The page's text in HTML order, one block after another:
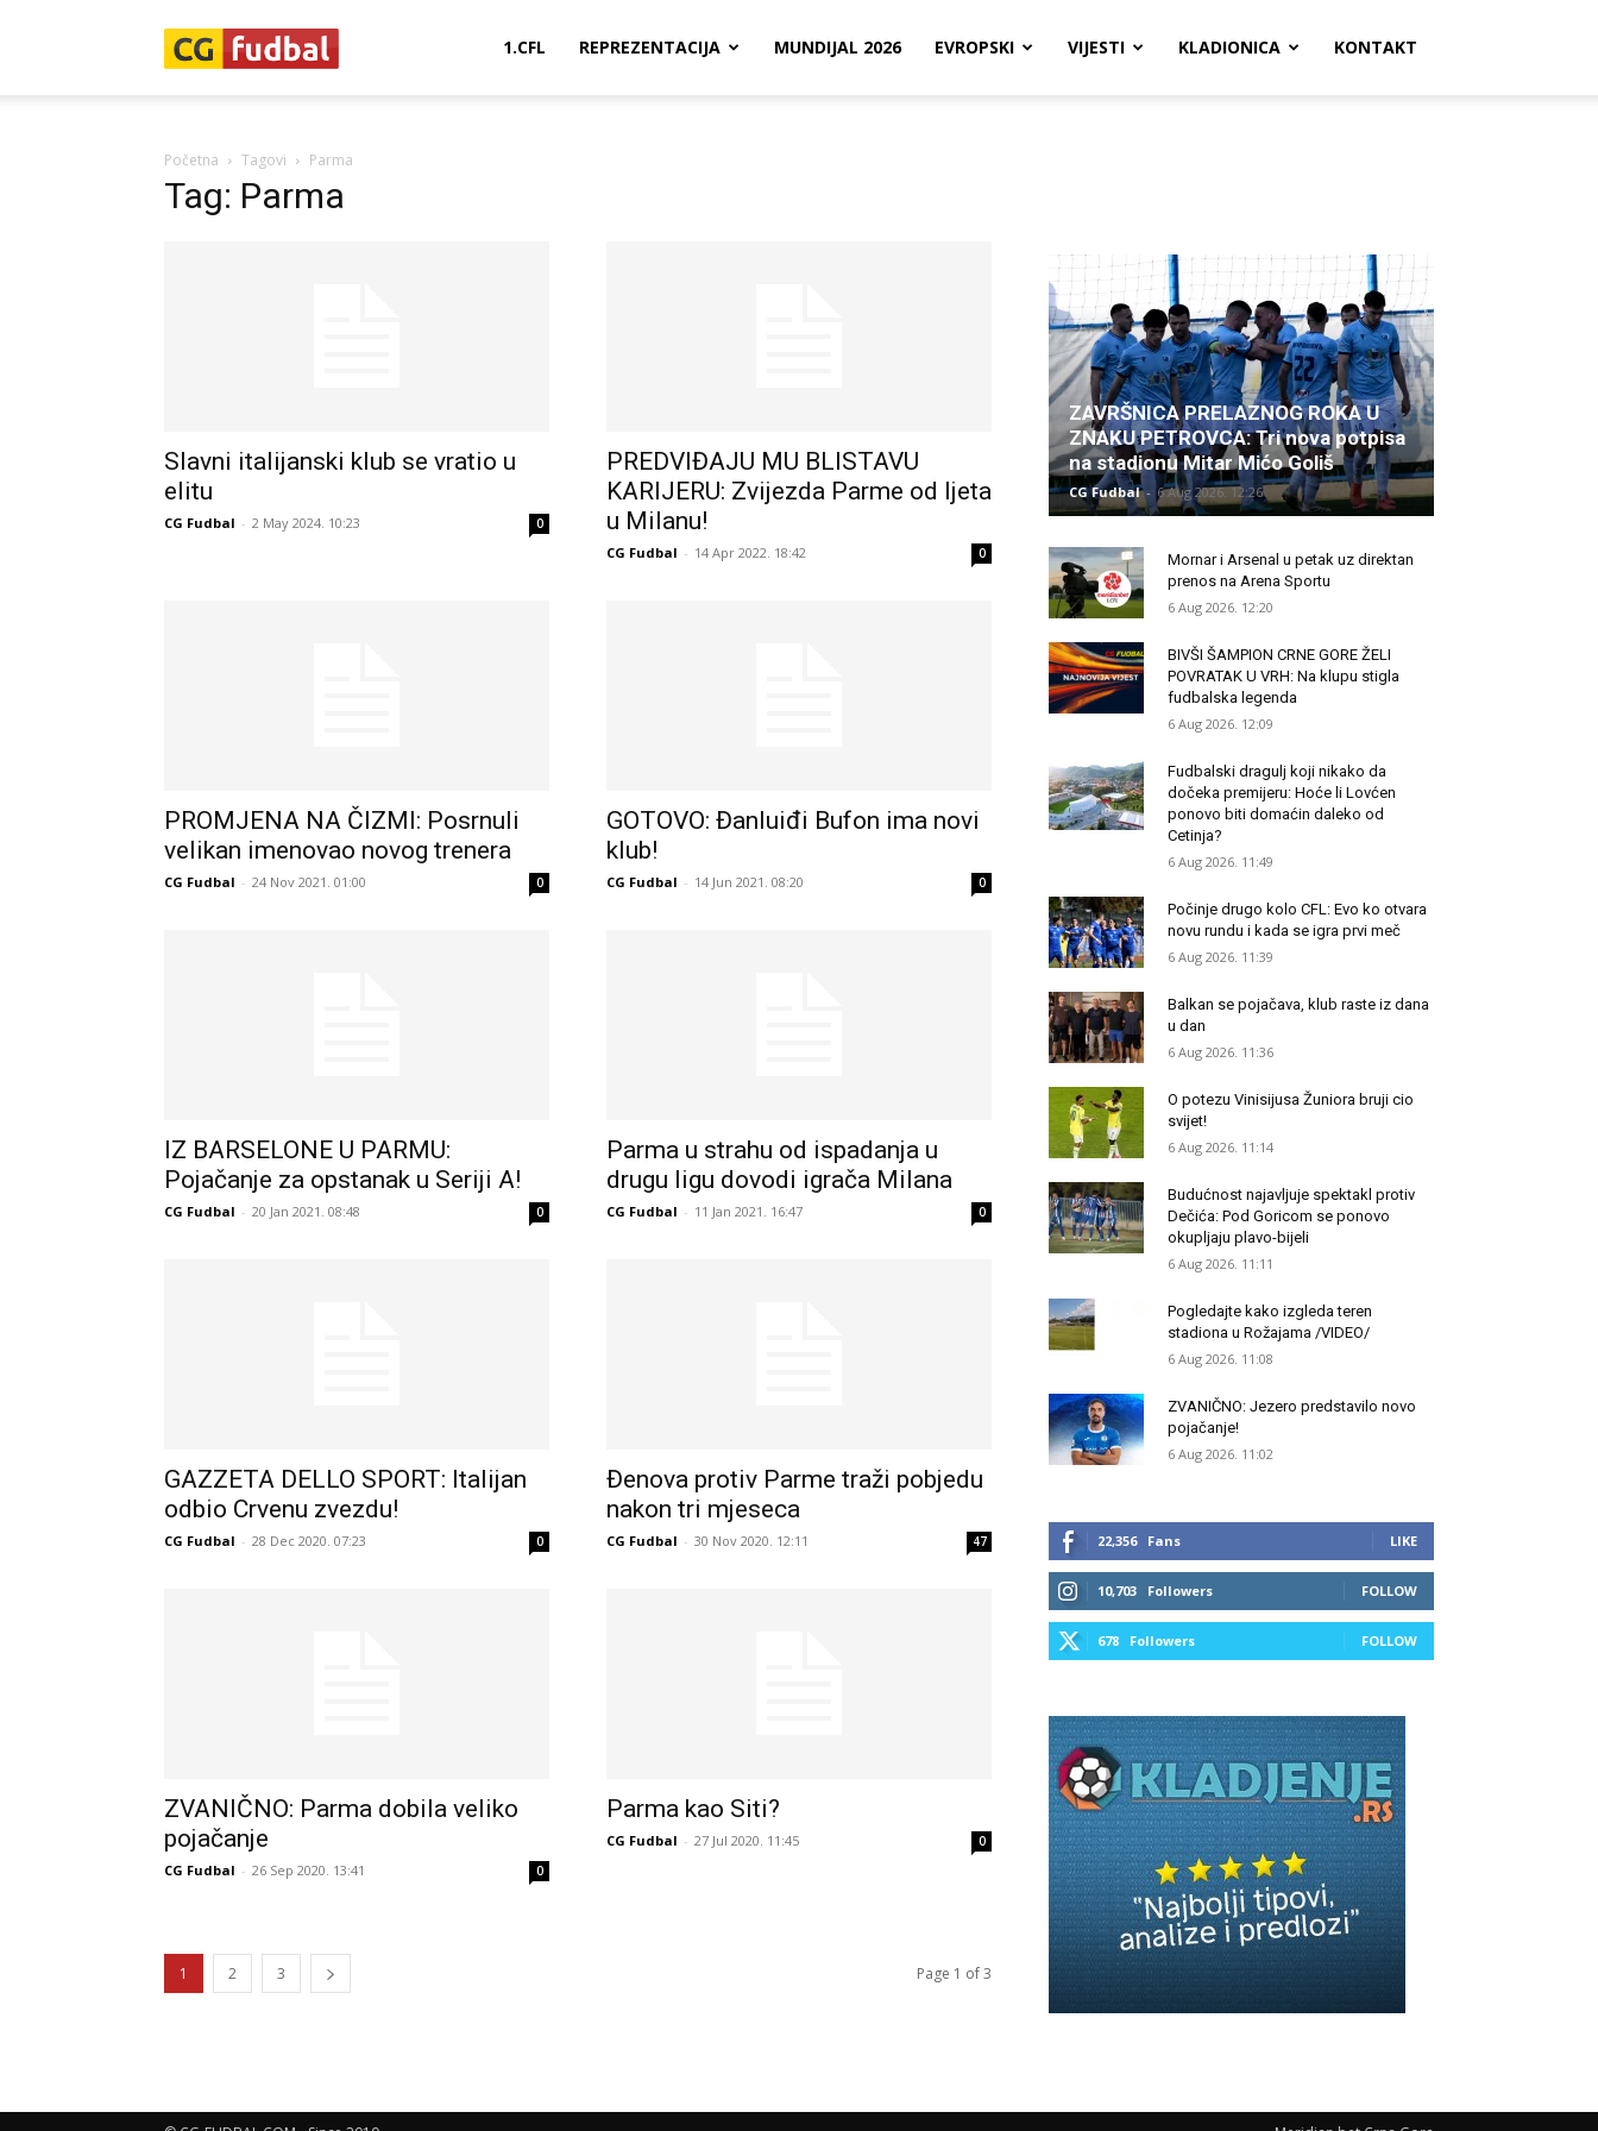
1.CFL REPREZENTACIJA MUNDIJAL 2026 EVROPSKI VIJESTI KLADIONICA KONTAKT
Početna Tagovi Parma
Tag: Parma
Slavni italijanski klub se vratio u
elitu
CG Fudbal - 2 May 2024. 10:23 0
PREDVIĐAJU MU BLISTAVU
KARIJERU: Zvijezda Parme od ljeta
u Milanu!
CG Fudbal - 14 Apr 2022. 18:42 0
PROMJENA NA ČIZMI: Posrnuli
velikan imenovao novog trenera
CG Fudbal - 24 Nov 2021. 01:00 0
GOTOVO: Đanluiđi Bufon ima novi
klub!
CG Fudbal - 14 Jun 2021. 08:20 0
IZ BARSELONE U PARMU:
Pojačanje za opstanak u Seriji A!
CG Fudbal - 20 Jan 2021. 08:48 0
Parma u strahu od ispadanja u
drugu ligu dovodi igrača Milana
CG Fudbal - 11 Jan 2021. 16:47 0
GAZZETA DELLO SPORT: Italijan
odbio Crvenu zvezdu!
CG Fudbal - 28 Dec 2020. 07:23 0
Đenova protiv Parme traži pobjedu
nakon tri mjeseca
CG Fudbal - 30 Nov 2020. 12:11 47
ZVANIČNO: Parma dobila veliko
pojačanje
CG Fudbal - 26 Sep 2020. 13:41 0
Parma kao Siti?
CG Fudbal - 27 Jul 2020. 11:45 0
1 2 3 Page 1 of 3
ZAVRŠNICA PRELAZNOG ROKA U
ZNAKU PETROVCA: Tri nova potpisa
na stadionu Mitar Mićo Goliš
CG Fudbal - 6 Aug 2026. 12:26
Mornar i Arsenal u petak uz direktan
prenos na Arena Sportu
6 Aug 2026. 12:20
BIVŠI ŠAMPION CRNE GORE ŽELI
POVRATAK U VRH: Na klupu stigla
fudbalska legenda
6 Aug 2026. 12:09
Fudbalski dragulj koji nikako da
dočeka premijeru: Hoće li Lovćen
ponovo biti domaćin daleko od
Cetinja?
6 Aug 2026. 11:49
Počinje drugo kolo CFL: Evo ko otvara
novu rundu i kada se igra prvi meč
6 Aug 2026. 11:39
Balkan se pojačava, klub raste iz dana
u dan
6 Aug 2026. 11:36
O potezu Vinisijusa Žuniora bruji cio
svijet!
6 Aug 2026. 11:14
Budućnost najavljuje spektakl protiv
Dečića: Pod Goricom se ponovo
okupljaju plavo-bijeli
6 Aug 2026. 11:11
Pogledajte kako izgleda teren
stadiona u Rožajama /VIDEO/
6 Aug 2026. 11:08
ZVANIČNO: Jezero predstavilo novo
pojačanje!
6 Aug 2026. 11:02
22,356 Fans LIKE
10,703 Followers FOLLOW
678 Followers FOLLOW